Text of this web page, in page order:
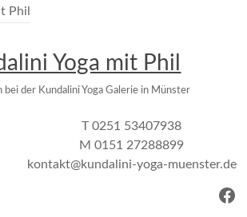
Yoga mit Phil
bei der Kundalini Yoga Galerie in Münster
T 0251 53407938
M 0151 27288899
kontakt@kundalini-yoga-muenster.de